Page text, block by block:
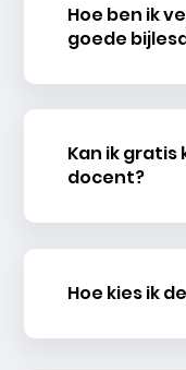
Hoe ben ik
goede
Kan ik
docent?
Hoe kies ik